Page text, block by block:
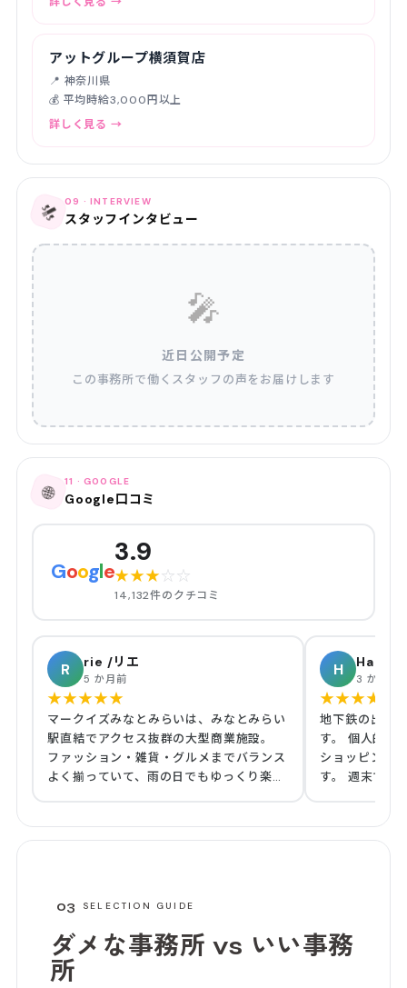
アットグループ横須賀店
📍 神奈川県
💰 平均時給3,000円以上
詳しく見る →
🎤 09 · INTERVIEW
スタッフインタビュー
🎤
近日公開予定
この事務所で働くスタッフの声をお届けします
🌐 11 · GOOGLE
Google口コミ
Google
3.9
★★★☆☆
14,132件のクチコミ
R rie /リエ
5 か月前
★★★★★
マークイズみなとみらいは、みなとみらい
駅直結でアクセス抜群の大型商業施設。
ファッション・雑貨・グルメまでバランス
よく揃っていて、雨の日でもゆっくり楽し
は、買い物の合間にリフレッシュできる癒
しスポット。 ショッピングも食事も、日
常使いから休日のお出かけまで幅広く使え
る、みなとみらい定番の一軒です。
H Hakui
3 か月前
★★★★
地下鉄の出口
す。 個人的に
ショッピング
す。 週末でも
近くにホテル
03 SELECTION GUIDE
ダメな事務所 vs いい事務
所